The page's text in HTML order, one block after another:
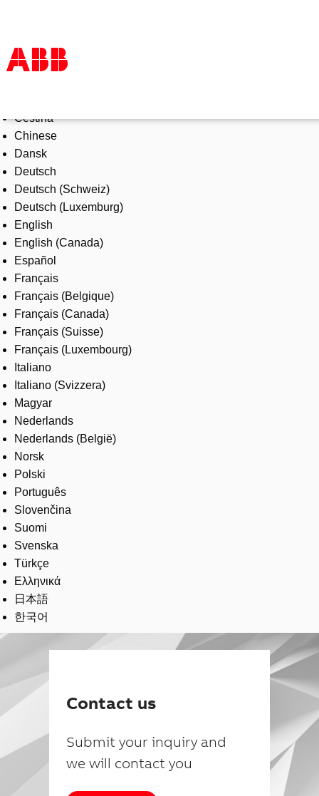
Products & Solutions
Industries
Services
About us
Where to buy
Contact us
Careers
Čeština
Chinese
Dansk
Deutsch
Deutsch (Schweiz)
Deutsch (Luxemburg)
English
English (Canada)
Español
Français
Français (Belgique)
Français (Canada)
Français (Suisse)
Français (Luxembourg)
Italiano
Italiano (Svizzera)
Magyar
Nederlands
Nederlands (België)
Norsk
Polski
Português
Slovenčina
Suomi
Svenska
Türkçe
Ελληνικά
日本語
한국어
Contact us
Submit your inquiry and
we will contact you